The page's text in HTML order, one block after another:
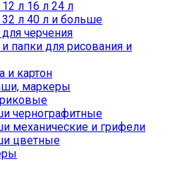
л 16 л 24 л
л 40 л и больше
черчения
папки для рисования и
и картон
маркеры
чернографитные
механические и грифели
цветные